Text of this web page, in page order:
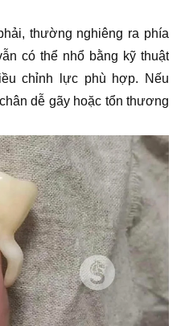
thường nghiêng ra phía
có thể nhổ bằng kỹ thuật
chỉnh lực phù hợp. Nếu
dễ gãy hoặc tổn thương